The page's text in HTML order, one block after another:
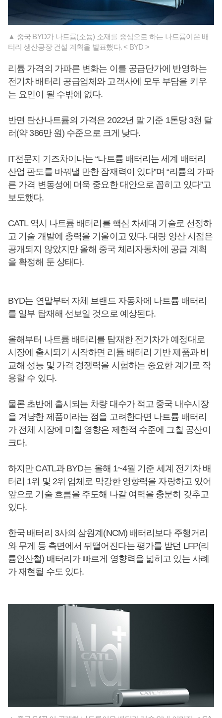
▲ 중국 BYD가 나트륨(소듐) 소재를 중심으로 하는 나트륨이온 배
터리 생산공장 건설 계획을 발표했다. < BYD >
리튬 가격의 가파른 변화는 이를 공급단가에 반영하는
전기차 배터리 공급업체와 고객사에 모두 부담을 키우
는 요인이 될 수밖에 없다.
반면 탄산나트륨의 가격은 2022년 말 기준 1톤당 3천 달
러(약 386만 원) 수준으로 크게 낮다.
IT전문지 기즈차이나는 “나트륨 배터리는 세계 배터리
산업 판도를 바꿔낼 만한 잠재력이 있다”며 “리튬의 가파
른 가격 변동성에 더욱 중요한 대안으로 꼽히고 있다”고
보도했다.
CATL 역시 나트륨 배터리를 핵심 차세대 기술로 선정하
고 기술 개발에 총력을 기울이고 있다. 대량 양산 시점은
공개되지 않았지만 올해 중국 체리자동차에 공급 계획
을 확정해 둔 상태다.
BYD는 연말부터 자체 브랜드 자동차에 나트륨 배터리
를 일부 탑재해 선보일 것으로 예상된다.
올해부터 나트륨 배터리를 탑재한 전기차가 예정대로
시장에 출시되기 시작하면 리튬 배터리 기반 제품과 비
교해 성능 및 가격 경쟁력을 시험하는 중요한 계기로 작
용할 수 있다.
물론 초반에 출시되는 차량 대수가 적고 중국 내수시장
을 겨냥한 제품이라는 점을 고려한다면 나트륨 배터리
가 전체 시장에 미칠 영향은 제한적 수준에 그칠 공산이
크다.
하지만 CATL과 BYD는 올해 1~4월 기준 세계 전기차 배
터리 1위 및 2위 업체로 막강한 영향력을 자랑하고 있어
앞으로 기술 흐름을 주도해 나갈 여력을 충분히 갖추고
있다.
한국 배터리 3사의 삼원계(NCM) 배터리보다 주행거리
와 무게 등 측면에서 뒤떨어진다는 평가를 받던 LFP(리
튬인산철) 배터리가 빠르게 영향력을 넓히고 있는 사례
가 재현될 수도 있다.